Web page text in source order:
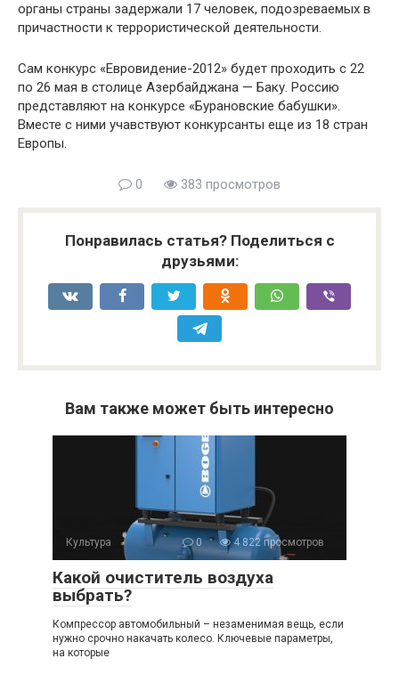
органы страны задержали 17 человек, подозреваемых в
причастности к террористической деятельности.
Сам конкурс «Евровидение-2012» будет проходить с 22
по 26 мая в столице Азербайджана — Баку. Россию
представляют на конкурсе «Бурановские бабушки».
Вместе с ними учавствуют конкурсанты еще из 18 стран
Европы.
0 383 просмотров
Понравилась статья? Поделиться с
друзьями:
Вам также может быть интересно
Культура 0 4 822 просмотров
Какой очиститель воздуха
выбрать?
Компрессор автомобильный – незаменимая вещь, если
нужно срочно накачать колесо. Ключевые параметры,
на которые